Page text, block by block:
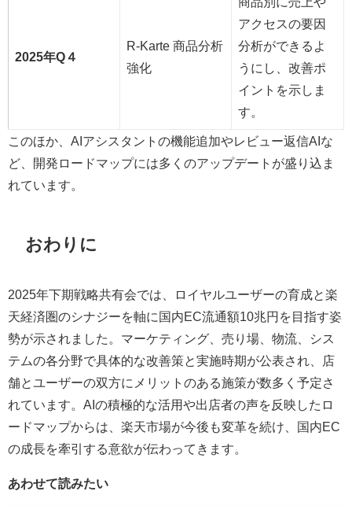
2025年Q４
R‑Karte 商品分析
強化
アクセスの要因
分析ができるよ
うにし、改善ポ
イントを示しま
す。
このほか、AIアシスタントの機能追加やレビュー返信AIな
ど、開発ロードマップには多くのアップデートが盛り込ま
れています。
おわりに
2025年下期戦略共有会では、ロイヤルユーザーの育成と楽
天経済圏のシナジーを軸に国内EC流通額10兆円を目指す姿
勢が示されました。マーケティング、売り場、物流、シス
テムの各分野で具体的な改善策と実施時期が公表され、店
舗とユーザーの双方にメリットのある施策が数多く予定さ
れています。AIの積極的な活用や出店者の声を反映したロ
ードマップからは、楽天市場が今後も変革を続け、国内EC
の成長を牽引する意欲が伝わってきます。
あわせて読みたい